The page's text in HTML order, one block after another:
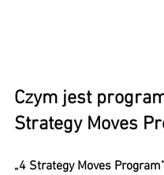
Czym jest
Strategy Moves
„4 Strategy Moves Program”